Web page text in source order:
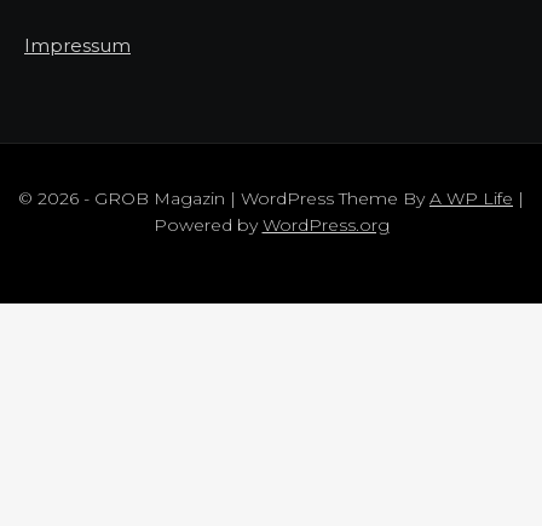
Impressum
© 2026 - GROB Magazin | WordPress Theme ByA WP Life |
Powered byWordPress.org